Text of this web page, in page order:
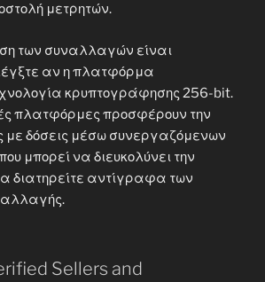
μετρητών.
των συναλλαγών είναι
αν η πλατφόρμα
κρυπτογράφησης 256-bit.
πλατφόρμες προσφέρουν την
με δόσεις μέσω συνεργαζόμενων
μπορεί να διευκολύνει την
διατηρείτε αντίγραφα των
Sellers and